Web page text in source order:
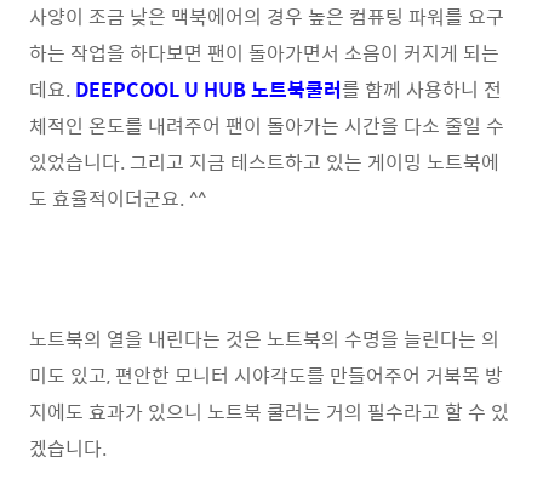
사양이 조금 낮은 맥북에어의 경우 높은 컴퓨팅 파워를 요구
하는 작업을 하다보면 팬이 돌아가면서 소음이 커지게 되는
데요. DEEPCOOL U HUB 노트북쿨러를 함께 사용하니 전
체적인 온도를 내려주어 팬이 돌아가는 시간을 다소 줄일 수
있었습니다. 그리고 지금 테스트하고 있는 게이밍 노트북에
도 효율적이더군요. ^^
노트북의 열을 내린다는 것은 노트북의 수명을 늘린다는 의
미도 있고, 편안한 모니터 시야각도를 만들어주어 거북목 방
지에도 효과가 있으니 노트북 쿨러는 거의 필수라고 할 수 있
겠습니다.